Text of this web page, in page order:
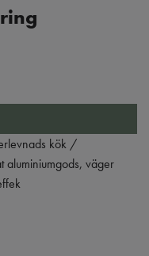
kök /
aluminiumgods, väger